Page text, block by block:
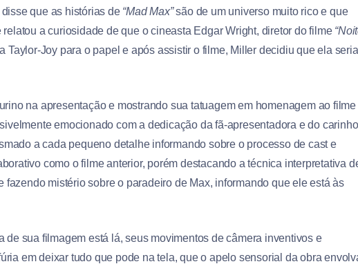
que as histórias de“Mad Max”são de um universo muito rico e que
a curiosidade de que o cineasta Edgar Wright, diretor do filme
Taylor-Joy para o papel e após assistir o filme, Miller decidiu que ela seria
na apresentação e mostrando sua tatuagem em homenagem ao filme
emocionado com a dedicação da fã-apresentadora e do carinho
a cada pequeno detalhe informando sobre o processo de cast e
como o filme anterior, porém destacando a técnica interpretativa
mistério sobre o paradeiro de Max, informando que ele está às
sua filmagem está lá, seus movimentos de câmera inventivos e
em deixar tudo que pode na tela, que o apelo sensorial da obra